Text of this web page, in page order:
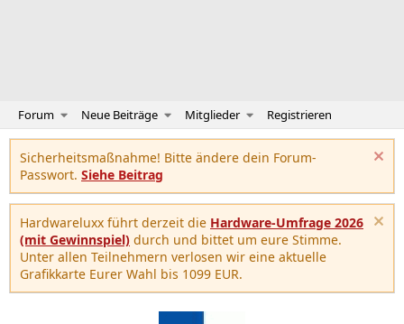
Forum Neue Beiträge Mitglieder Registrieren
Sicherheitsmaßnahme! Bitte ändere dein Forum-
Passwort. Siehe Beitrag
Hardwareluxx führt derzeit die Hardware-Umfrage 2026
(mit Gewinnspiel) durch und bittet um eure Stimme.
Unter allen Teilnehmern verlosen wir eine aktuelle
Grafikkarte Eurer Wahl bis 1099 EUR.